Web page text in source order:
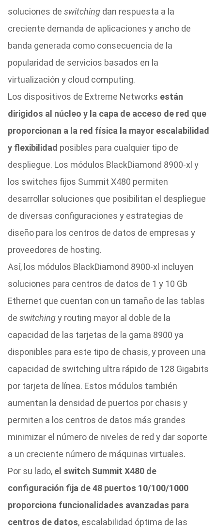
soluciones de switchingdan respuesta a la
creciente demanda de aplicaciones y ancho de
banda generada como consecuencia de la
popularidad de servicios basados en la
virtualización y cloud computing.
Los dispositivos de Extreme Networks están
dirigidos al núcleo y la capa de acceso de red que
proporcionan a la red física la mayor escalabilidad
y flexibilidad posibles para cualquier tipo de
despliegue. Los módulos BlackDiamond 8900-xl y
los switches fijos Summit X480 permiten
desarrollar soluciones que posibilitan el despliegue
de diversas configuraciones y estrategias de
diseño para los centros de datos de empresas y
proveedores de hosting.
Así, los módulos BlackDiamond 8900-xl incluyen
soluciones para centros de datos de 1 y 10 Gb
Ethernet que cuentan con un tamaño de las tablas
de switchingy routing mayor al doble de la
capacidad de las tarjetas de la gama 8900 ya
disponibles para este tipo de chasis, y proveen una
capacidad de switching ultra rápido de 128 Gigabits
por tarjeta de línea. Estos módulos también
aumentan la densidad de puertos por chasis y
permiten a los centros de datos más grandes
minimizar el número de niveles de red y dar soporte
a un creciente número de máquinas virtuales.
Por su lado, el switch Summit X480 de
configuración fija de 48 puertos 10/100/1000
proporciona funcionalidades avanzadas para
centros de datos, escalabilidad óptima de las